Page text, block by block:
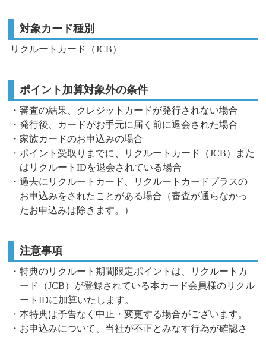
対象カード種別
リクルートカード（JCB）
ポイント加算対象外の条件
・審査の結果、クレジットカードが発行されない場合
・発行後、カードがお手元に届く前に退会された場合
・家族カードのお申込みの場合
・ポイント受取りまでに、リクルートカード（JCB）また
はリクルートIDを退会されている場合
・過去にリクルートカード、リクルートカードプラスの
お申込みをされたことがある場合（審査が通らなかっ
たお申込みは除きます。）
注意事項
・特典のリクルート期間限定ポイントは、リクルートカ
ード（JCB）が登録されている本カード会員様のリクル
ートIDに加算いたします。
・本特典は予告なく中止・変更する場合がございます。
・お申込みについて、当社が不正とみなす行為が確認さ